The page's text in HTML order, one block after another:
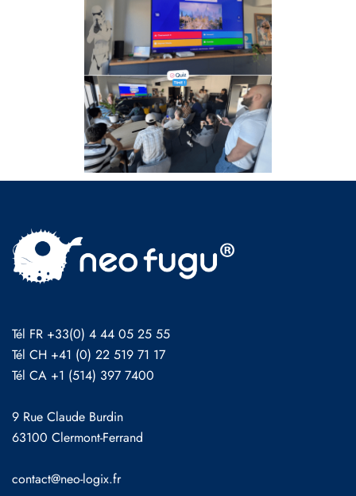
Tél FR +33(0) 4 44 05 25 55
Tél CH +41 (0) 22 519 71 17
Tél CA +1 (514) 397 7400
9 Rue Claude Burdin
63100 Clermont-Ferrand
contact@neo-logix.fr